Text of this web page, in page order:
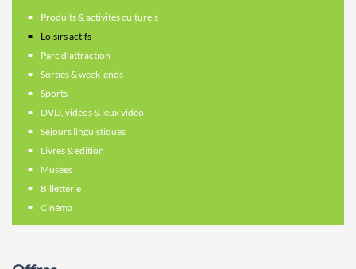
Produits & activités culturels
Loisirs actifs
Parc d’attraction
Sorties & week-ends
Sports
DVD, vidéos & jeux vidéo
Séjours linguistiques
Livres & édition
Musées
Billetterie
Cinéma